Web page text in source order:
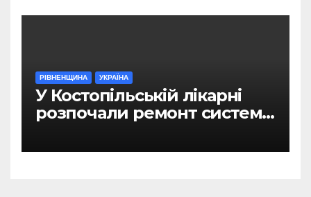
РІВНЕНЩИНА УКРАЇНА
У Костопільській лікарні
розпочали ремонт системи